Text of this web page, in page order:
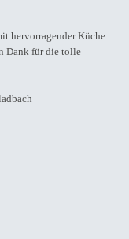
hervorragender Küche
Dank für die tolle